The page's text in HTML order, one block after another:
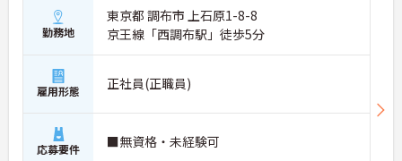
勤務地
東京都 調布市 上石原1-8-8
京王線「西調布駅」徒歩5分
雇用形態 正社員(正職員)
応募要件 ■無資格・未経験可